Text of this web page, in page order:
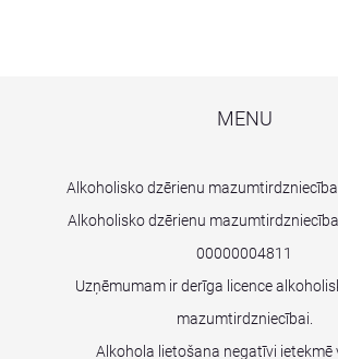
MENU
Alkoholisko dzērienu
Alkoholisko dzērienu
00000004811
Uzņēmumam ir derīga licence
mazumtirdzniecībai.
Alkohola lietošana negatīvi ietekmē